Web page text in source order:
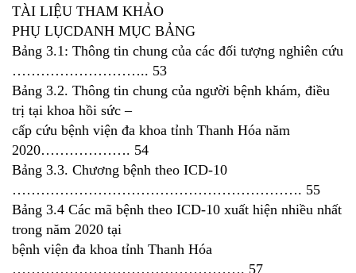
TÀI LIỆU THAM KHẢO
PHỤ LỤCDANH MỤC BẢNG
Bảng 3.1: Thông tin chung của các đối tượng nghiên cứu
……………………….. 53
Bảng 3.2. Thông tin chung của người bệnh khám, điều
trị tại khoa hồi sức –
cấp cứu bệnh viện đa khoa tỉnh Thanh Hóa năm
2020………………. 54
Bảng 3.3. Chương bệnh theo ICD-10
……………………………………………………. 55
Bảng 3.4 Các mã bệnh theo ICD-10 xuất hiện nhiều nhất
trong năm 2020 tại
bệnh viện đa khoa tỉnh Thanh Hóa
…………………………………………. 57